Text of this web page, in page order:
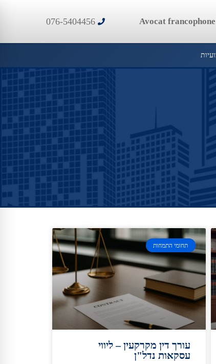
Avocat francophone
076-5404456
תחומי התמחות
עורך דין מקרקעין – ליווי
עסקאות נדל"ן